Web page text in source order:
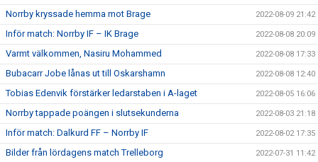
Norrby kryssade hemma mot Brage 2022-08-09 21:42
Inför match: Norrby IF – IK Brage 2022-08-08 20:09
Varmt välkommen, Nasiru Mohammed 2022-08-08 17:33
Bubacarr Jobe lånas ut till Oskarshamn 2022-08-08 12:40
Tobias Edenvik förstärker ledarstaben i A-laget 2022-08-05 16:06
Norrby tappade poängen i slutsekunderna 2022-08-03 21:18
Inför match: Dalkurd FF – Norrby IF 2022-08-02 17:35
Bilder från lördagens match Trelleborg 2022-07-31 11:42